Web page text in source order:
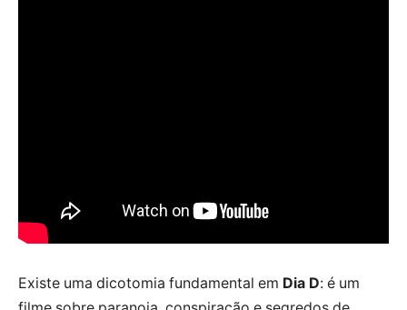
Existe uma dicotomia fundamental em Dia D: é um